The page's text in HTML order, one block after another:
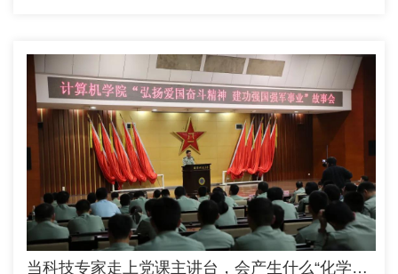
演练的课目之一。
当科技专家走上党课主讲台，会产生什么“化学反应”？